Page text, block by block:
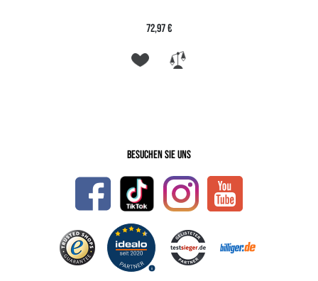
72,97 €
Besuchen Sie uns